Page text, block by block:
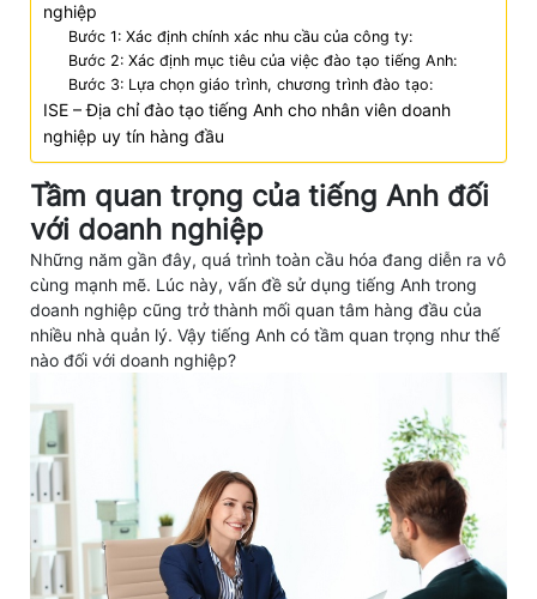
nghiệp
Bước 1: Xác định chính xác nhu cầu của công ty:
Bước 2: Xác định mục tiêu của việc đào tạo tiếng Anh:
Bước 3: Lựa chọn giáo trình, chương trình đào tạo:
ISE – Địa chỉ đào tạo tiếng Anh cho nhân viên doanh
nghiệp uy tín hàng đầu
Tầm quan trọng của tiếng Anh đối
với doanh nghiệp
Những năm gần đây, quá trình toàn cầu hóa đang diễn ra vô
cùng mạnh mẽ. Lúc này, vấn đề sử dụng tiếng Anh trong
doanh nghiệp cũng trở thành mối quan tâm hàng đầu của
nhiều nhà quản lý. Vậy tiếng Anh có tầm quan trọng như thế
nào đối với doanh nghiệp?